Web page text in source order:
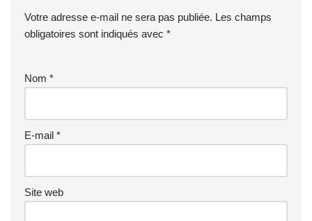
Votre adresse e-mail ne sera pas publiée. Les champs
obligatoires sont indiqués avec *
Nom *
E-mail *
Site web